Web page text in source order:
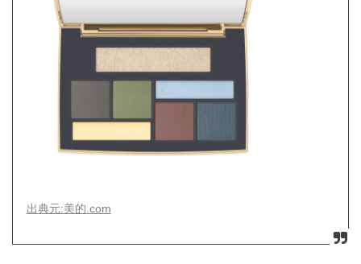
出典元:美的.com